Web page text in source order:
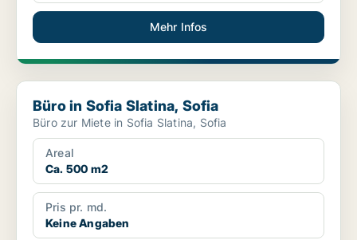
Mehr Infos
Büro in Sofia Slatina, Sofia
Büro in Sofia Slatina, Sofia
Büro zur Miete in Sofia Slatina, Sofia
Areal
Ca. 500 m2
Pris pr. md.
Keine Angaben